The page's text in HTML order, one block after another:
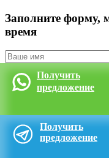
Получить
предложение
Получить
предложение
Заполните форму,
время
Я даю согласие на
ИП Васильеву Артуру
Я согласен(согласие)
информационные
Вадимовича на